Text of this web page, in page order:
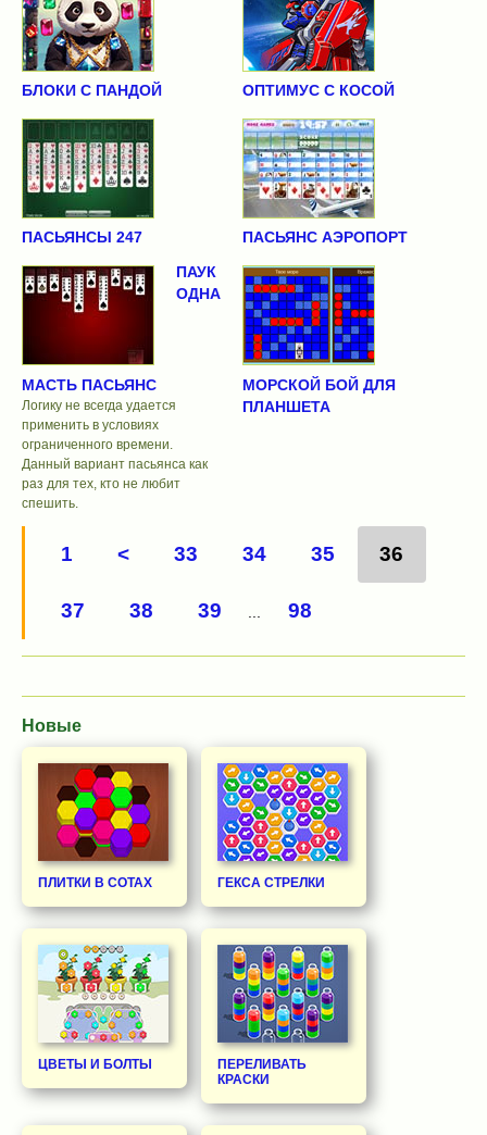
БЛОКИ С ПАНДОЙ ОПТИМУС С КОСОЙ
ПАСЬЯНСЫ 247
ПАСЬЯНС АЭРОПОРТ
ПАУК
ОДНА
МАСТЬ ПАСЬЯНС
Логику не всегда удается
применить в условиях
ограниченного времени.
Данный вариант пасьянса как
раз для тех, кто не любит
спешить.
МОРСКОЙ БОЙ ДЛЯ
ПЛАНШЕТА
1 < 33 34 35 36
37 38 39 98
Новые
ПЛИТКИ В СОТАХ ГЕКСА СТРЕЛКИ
ЦВЕТЫ И БОЛТЫ
ПЕРЕЛИВАТЬ
КРАСКИ